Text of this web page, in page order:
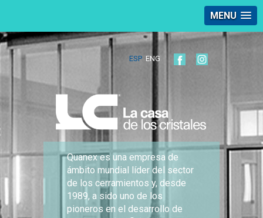
MENU
ESP ENG
Quanex es una empresa de
ámbito mundial líder del sector
de los cerramientos y, desde
1989, a sido uno de los
pioneros en el desarrollo de